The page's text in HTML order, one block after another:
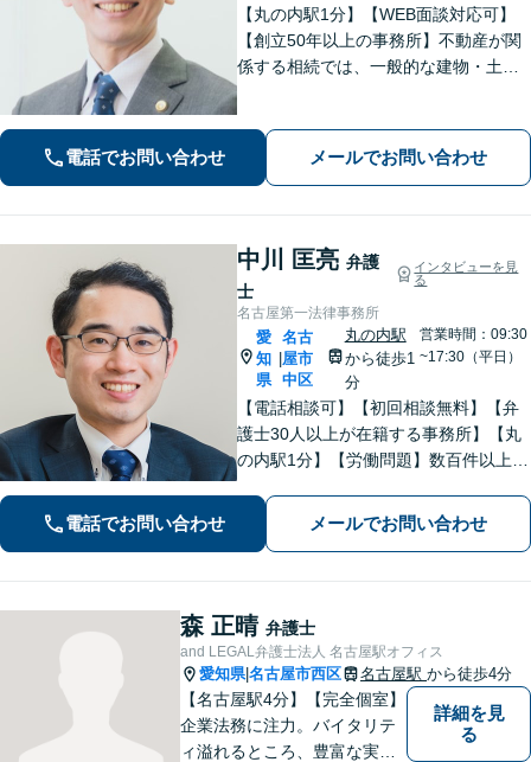
【丸の内駅1分】【WEB面談対応可】
【創立50年以上の事務所】不動産が関
係する相続では、一般的な建物・土地
決」ITに関する深い知見を活かして技
術的な観点からも問題解決をサポー
電話でお問い合わせ メールでお問い合わせ
中川 匡亮 弁護
士
インタビューを見
る
名古屋第一法律事務所
愛
知
県
名古
屋市
中区
丸の内駅
から徒歩1
分
営業時間：09:30
~17:30（平日）
【電話相談可】【初回相談無料】【弁
護士30人以上が在籍する事務所】【丸
の内駅1分】【労働問題】数百件以上の
害など。企業法務、相続、交通事故､不
動産、離婚問題、などもお任せくださ
電話でお問い合わせ メールでお問い合わせ
森 正晴 弁護士
and LEGAL弁護士法人 名古屋駅オフィス
愛知県|名古屋市西区 名古屋駅 から徒歩4分
【名古屋駅4分】【完全個室】
企業法務に注力。バイタリテ
ィ溢れるところ、豊富な実
詳細を見
る